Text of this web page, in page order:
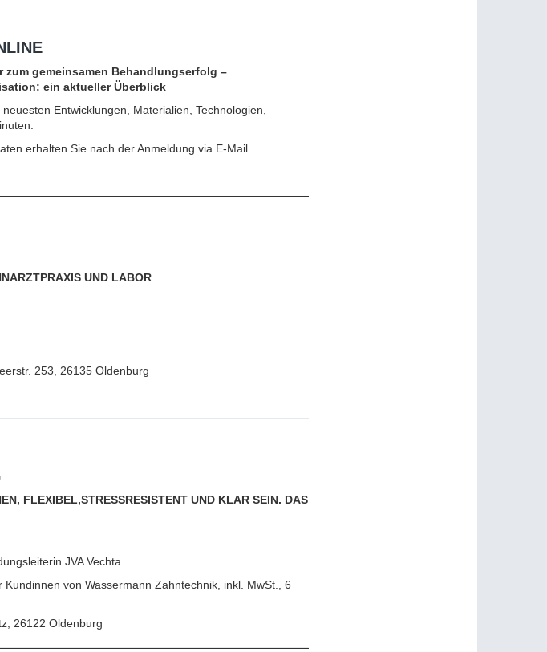
gemeinsamen Behandlungserfolg –
ein aktueller Überblick
Entwicklungen, Materialien, Technologien,
erhalten Sie nach der Anmeldung via E-Mail
UND LABOR
253, 26135 Oldenburg
FLEXIBEL,STRESSRESISTENT UND KLAR SEIN. DAS
JVA Vechta
Kundinnen von Wassermann Zahntechnik, inkl. MwSt., 6
26122 Oldenburg